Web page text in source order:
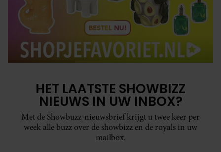
HET LAATSTE SHOWBIZZ
NIEUWS IN UW INBOX?
Met de Showbuzz-nieuwsbrief krijgt u twee keer per
week alle buzz over de showbizz en de royals in uw
mailbox.